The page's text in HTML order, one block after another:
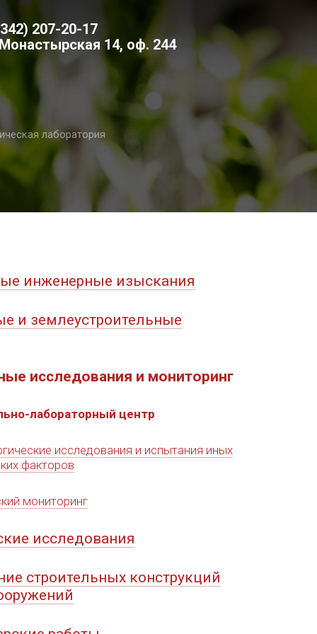
207-20-17
14, оф. 244
лаборатория
инженерные изыскания
и землеустроительные
исследования и мониторинг
лабораторный центр
исследования и испытания иных
факторов
мониторинг
исследования
строительных конструкций